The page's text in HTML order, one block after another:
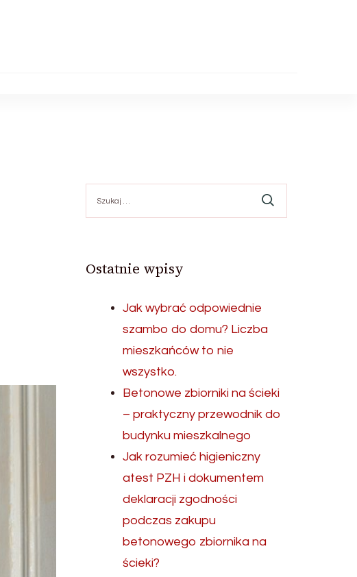
Ostatnie wpisy
Jak wybrać odpowiednie
szambo do domu? Liczba
mieszkańców to nie
wszystko.
Betonowe zbiorniki na ścieki
– praktyczny przewodnik do
budynku mieszkalnego
Jak rozumieć higieniczny
atest PZH i dokumentem
deklaracji zgodności
podczas zakupu
betonowego zbiornika na
ścieki?